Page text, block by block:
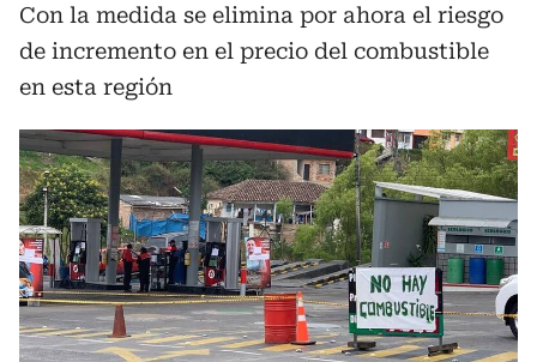
Con la medida se elimina por ahora el riesgo
de incremento en el precio del combustible
en esta región